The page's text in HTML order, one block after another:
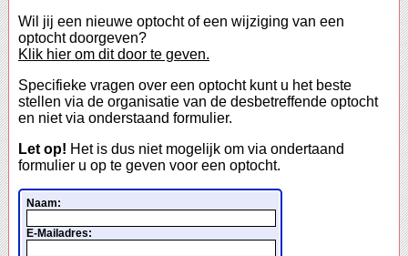
Wil jij een nieuwe optocht of een wijziging van een
optocht doorgeven?
Klik hier om dit door te geven.
Specifieke vragen over een optocht kunt u het beste
stellen via de organisatie van de desbetreffende optocht
en niet via onderstaand formulier.
Let op! Het is dus niet mogelijk om via ondertaand
formulier u op te geven voor een optocht.
Naam:
E-Mailadres: